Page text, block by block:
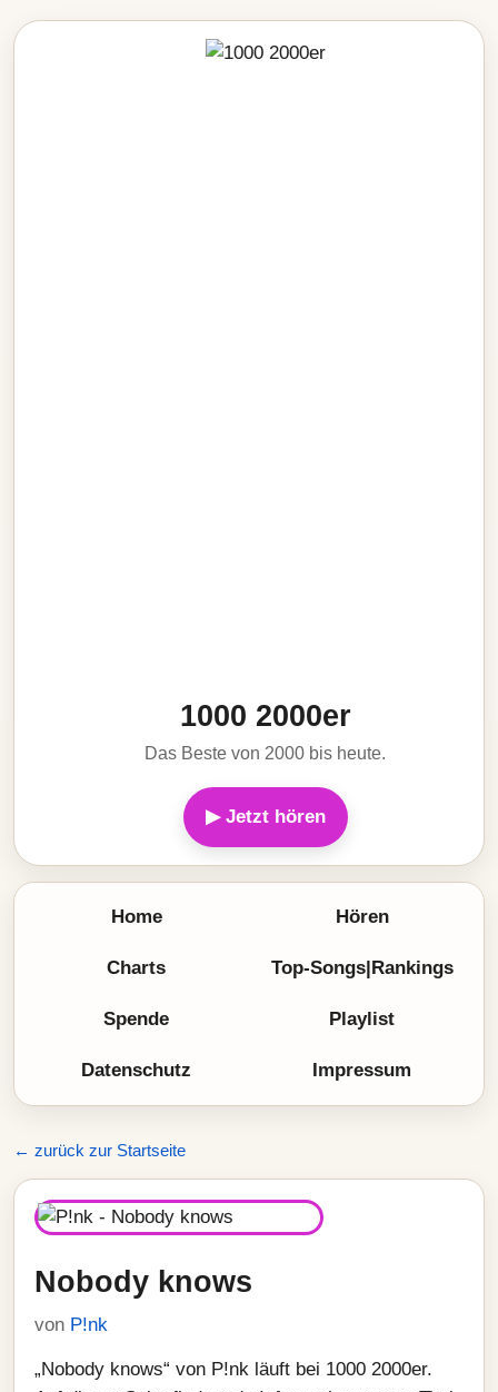
1000 2000er
Das Beste von 2000 bis heute.
▶ Jetzt hören
Home Hören
Charts Top-Songs|Rankings
Spende Playlist
Datenschutz Impressum
← zurück zur Startseite
Nobody knows
von P!nk
„Nobody knows“ von P!nk läuft bei 1000 2000er.